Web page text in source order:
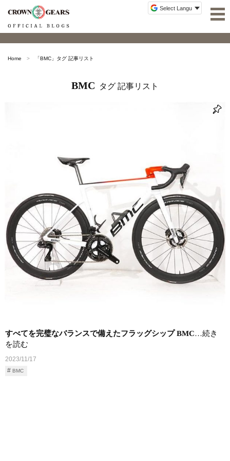
Home 「BMC 」タグ 記事リスト
BMC タグ 記事リスト
すべてを完璧なバランスで備えたフラッグシップ BMC…続き
を読む
2023/11/17
BMC